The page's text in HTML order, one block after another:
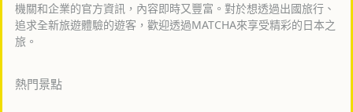
機關和企業的官方資訊，內容即時又豐富。對於想透過出國旅行、
追求全新旅遊體驗的遊客，歡迎透過MATCHA來享受精彩的日本之
旅。
熱門景點